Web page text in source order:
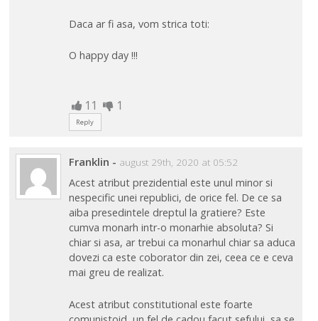
Daca ar fi asa, vom strica toti:
O happy day !!!
11 1
Reply
Franklin - august 29th, 2020 at 05:52
Acest atribut prezidential este unul minor si
nespecific unei republici, de orice fel. De ce sa
aiba presedintele dreptul la gratiere? Este
cumva monarh intr-o monarhie absoluta? Si
chiar si asa, ar trebui ca monarhul chiar sa aduca
dovezi ca este coborator din zei, ceea ce e ceva
mai greu de realizat.
Acest atribut constitutional este foarte